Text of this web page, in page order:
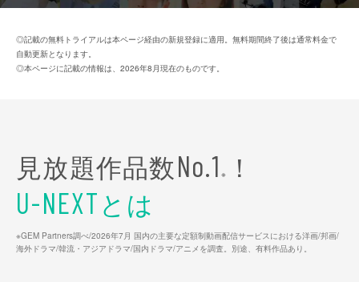
◎記載の無料トライアルは本ページ経由の新規登録に適用。無料期間終了後は通常料金で
自動更新となります。
◎本ページに記載の情報は、2026年8月現在のものです。
見放題作品数No.1 ※ ！
U-NEXTとは
※GEM Partners調べ/2026年7⽉ 国内の主要な定額制動画配信サービスにおける洋画/邦画/
海外ドラマ/韓流・アジアドラマ/国内ドラマ/アニメを調査。別途、有料作品あり。